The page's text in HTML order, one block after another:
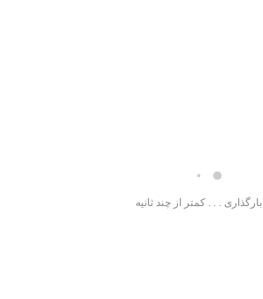
بارگذاری . . . کمتر از چند ثانیه